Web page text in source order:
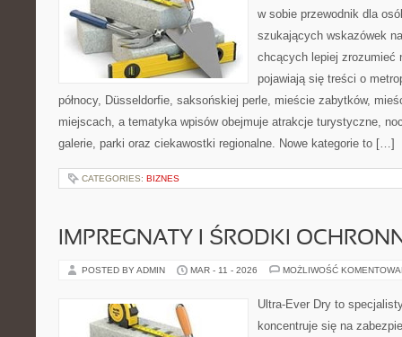
w sobie przewodnik dla
szukających wskazówek
chcących lepiej zrozumieć
pojawiają się treści o
północy, Düsseldorfie, saksońskiej perle, mieście zabytków,
miejscach, a tematyka wpisów obejmuje atrakcje turystyczne,
galerie, parki oraz ciekawostki regionalne. Nowe kategorie to […]
CATEGORIES: BIZNES
IMPREGNATY I ŚRODKI
POSTED BY ADMIN MAR - 11 - 2026 MOŻLIWOŚĆ
Ultra-Ever Dry to
koncentruje się na